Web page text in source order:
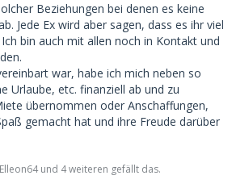
Beziehungen bei denen es keine
Jede Ex wird aber sagen, dass es ihr viel
bin auch mit allen noch in Kontakt und
war, habe ich mich neben so
Urlaube, etc. finanziell ab und zu
übernommen oder Anschaffungen,
gemacht hat und ihre Freude darüber
und 4 weiteren gefällt das.